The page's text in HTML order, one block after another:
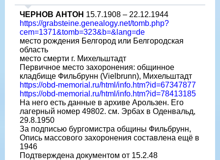
ЧЕРНОВ АНТОН 15.7.1908 – 22.12.1944
https://grabsteine.genealogy.net/tomb.php?
cem=1371&tomb=323&b=&lang=de
место рождения Белгород или Белгородская
область
место смерти г. Михельштадт
Первичное место захоронения: общинное
кладбище Фильбрунн (Vielbrunn), Михельштадт
https://obd-memorial.ru/html/info.htm?id=67347877
https://obd-memorial.ru/html/info.htm?id=78413185
На него есть данные в архиве Арользен. Его
лагерный номер 49802. см. Эрбах в Оденвальд,
29.8.1950
За подписью бургомистра общины Фильбрунн,
Опись массового захоронения составлена ещё в
1946
Подтверждена документом от 15.2.48